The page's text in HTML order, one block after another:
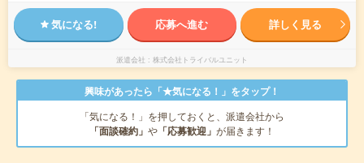
気になる! 応募へ進む 詳しく見る
派遣会社 株式会社トライバルユニット
興味があったら「★気になる！」をタップ！
「気になる！」を押しておくと、派遣会社から
「面談確約」 や 「応募歓迎」 が届きます！